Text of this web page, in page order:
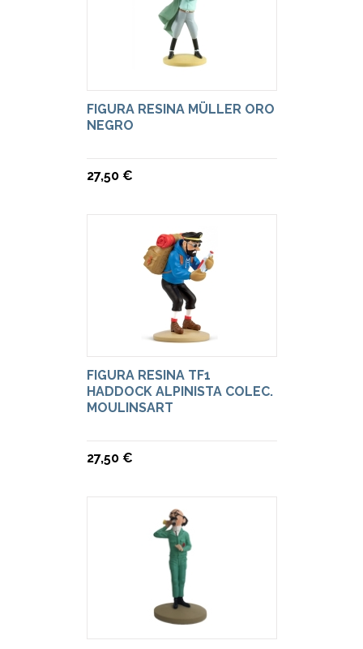
FIGURA RESINA MÜLLER ORO
NEGRO
27,50 €
FIGURA RESINA TF1
HADDOCK ALPINISTA COLEC.
MOULINSART
27,50 €